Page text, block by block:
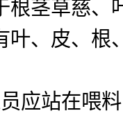
根茎草慈、
叶、皮、根
应站在喂